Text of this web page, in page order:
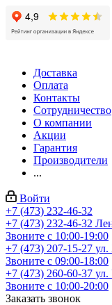
Доставка
Оплата
Контакты
Сотрудничество
О компании
Акции
Гарантия
Производители
...
Войти
+7 (473) 232-46-32
+7 (473) 232-46-32
Звоните с 10:00-19:00
+7 (473) 207-15-27 ул.
Звоните с 09:00-18:00
+7 (473) 260-60-37 ул.
Звоните с 10:00-20:00
Заказать звонок